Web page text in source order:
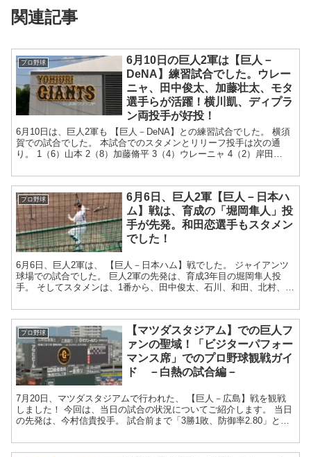
関連記事
プロ野球
6月10日の巨人2軍は【巨人－
DeNA】練習試合でした。ウレー
ニャ、田中俊太、加藤壮太、モタ
選手らが活躍！横川凱、ディプラ
ン両投手が好投！
6月10日は、巨人2軍も 【巨人－DeNA】との練習試合でした。 横須
賀での試合でした。 本試合でのスタメンとリリーフ投手は次の通
り。 1（6）山本 2（8）加藤脩平 3（4）ウレーニャ 4（2）岸田
プロ野球
6月6日、巨人2軍【巨人－日本ハ
ム】戦は、育成の「堀岡隼人」投
手が先発。和田恋選手もスタメン
でした！
6月6日、巨人2軍は、 【巨人－日本ハム】戦でした。 ジャイアンツ
球場での試合でした。 巨人2軍の先発は、育成3年目の堀岡隼人投
手。 そしてスタメンは、1番から、田中俊太、石川、和田、北村、中
プロ野球
【マツダスタジアム】での巨人フ
ァンの聖域！「ビジターパフォー
マンス席」でのプロ野球観戦ガイ
ド －白熱の試合編－
7月20日、マツダスタジアムで行われた、 【巨人－広島】戦を観戦
しました！ 今回は、当日の試合の状況についてご紹介します。 当日
の先発は、今村信貴投手。 試合前まで「3勝1敗、防御率2.80」と、